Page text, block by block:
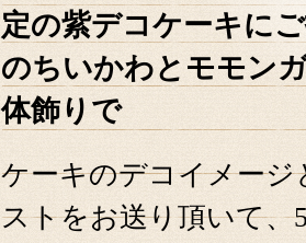
定の紫デコケーキに
のちいかわとモモン
体飾りで
ケーキのデコイメー
ストをお送り頂いて、